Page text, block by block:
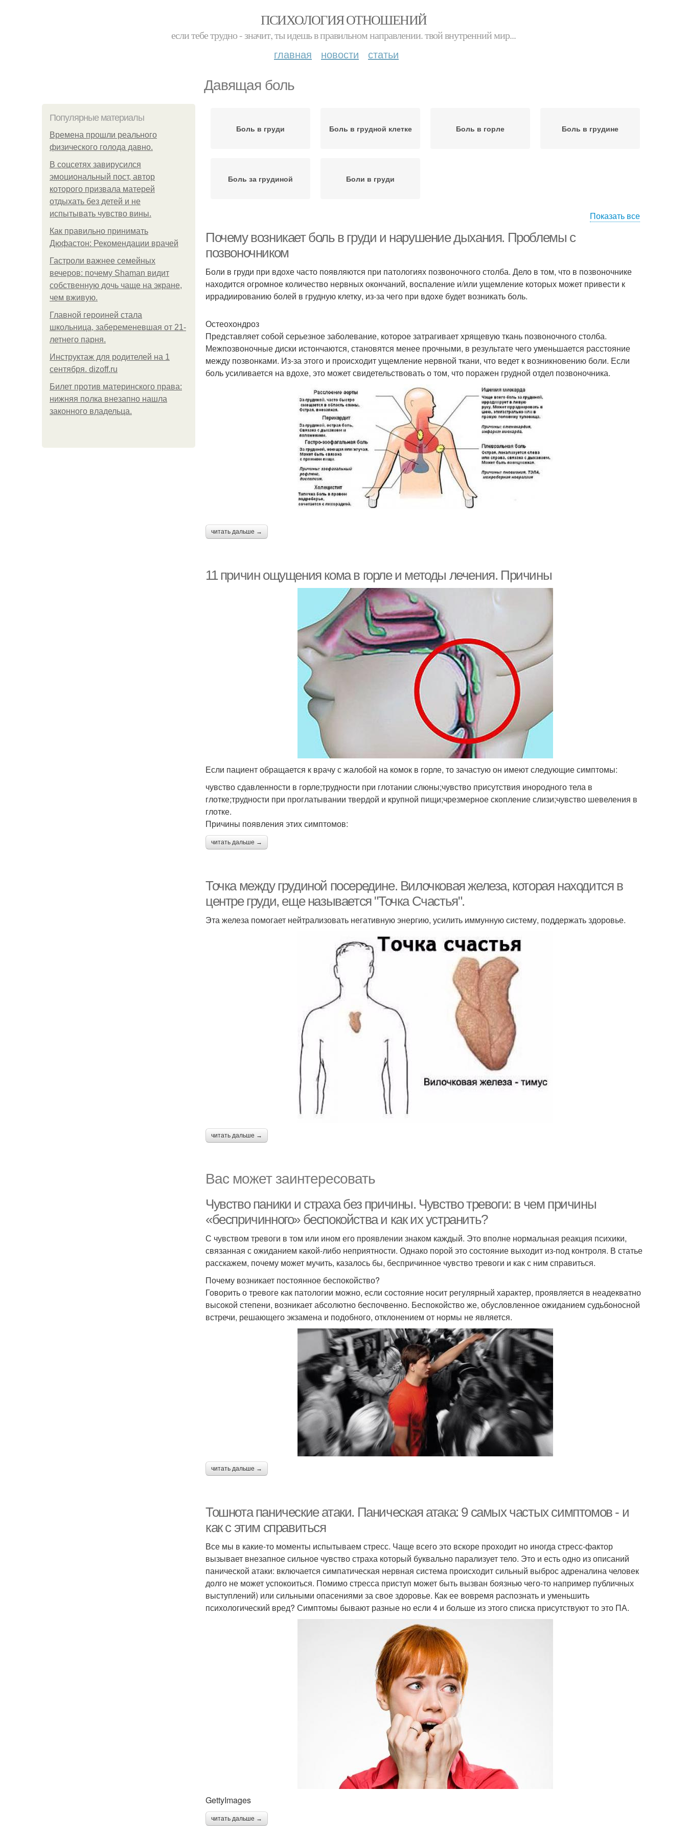
ПСИХОЛОГИЯ ОТНОШЕНИЙ
если тебе трудно - значит, ты идешь в правильном направлении. твой внутренний мир...
главная новости статьи
Давящая боль
Популярные материалы
Bpeмена прошли реального
физического голода давно.
В соцсетях завирусился
эмоциональный пост, автор
которого призвала матерей
отдыхать без детей и не
испытывать чувство вины.
Как правильно принимать
Дюфастон: Рекомендации врачей
Гастроли важнее семейных
вечеров: почему Shaman видит
собственную дочь чаще на экране,
чем вживую.
Главной героиней стала
школьница, забеременевшая от 21-
летнего парня.
Инструктаж для родителей на 1
сентября. dizoff.ru
Билет против материнского права:
нижняя полка внезапно нашла
законного владельца.
Боль в груди Боль в грудной клетке Боль в горле Боль в грудине
Боль за грудиной Боли в груди
Показать все
Почему возникает боль в груди и нарушение дыхания. Проблемы с
позвоночником
Боли в груди при вдохе часто появляются при патологиях позвоночного столба. Дело в том, что в позвоночнике
находится огромное количество нервных окончаний, воспаление и/или ущемление которых может привести к
иррадиированию болей в грудную клетку, из-за чего при вдохе будет возникать боль.
Остеохондроз
Представляет собой серьезное заболевание, которое затрагивает хрящевую ткань позвоночного столба.
Межпозвоночные диски истончаются, становятся менее прочными, в результате чего уменьшается расстояние
между позвонками. Из-за этого и происходит ущемление нервной ткани, что ведет к возникновению боли. Если
боль усиливается на вдохе, это может свидетельствовать о том, что поражен грудной отдел позвоночника.
читать дальше →
11 причин ощущения кома в горле и методы лечения. Причины
Если пациент обращается к врачу с жалобой на комок в горле, то зачастую он имеют следующие симптомы:
чувство сдавленности в горле;трудности при глотании слюны;чувство присутствия инородного тела в
глотке;трудности при проглатывании твердой и крупной пищи;чрезмерное скопление слизи;чувство шевеления в
глотке.
Причины появления этих симптомов:
читать дальше →
Точка между грудиной посередине. Вилочковая железа, которая находится в
центре груди, еще называется "Точка Счастья".
Эта железа помогает нейтрализовать негативную энергию, усилить иммунную систему, поддержать здоровье.
читать дальше →
Вас может заинтересовать
Чувство паники и страха без причины. Чувство тревоги: в чем причины
«беспричинного» беспокойства и как их устранить?
С чувством тревоги в том или ином его проявлении знаком каждый. Это вполне нормальная реакция психики,
связанная с ожиданием какой-либо неприятности. Однако порой это состояние выходит из-под контроля. В статье
расскажем, почему может мучить, казалось бы, беспричинное чувство тревоги и как с ним справиться.
Почему возникает постоянное беспокойство?
Говорить о тревоге как патологии можно, если состояние носит регулярный характер, проявляется в неадекватно
высокой степени, возникает абсолютно беспочвенно. Беспокойство же, обусловленное ожиданием судьбоносной
встречи, решающего экзамена и подобного, отклонением от нормы не является.
читать дальше →
Тошнота панические атаки. Паническая атака: 9 самых частых симптомов - и
как с этим справиться
Все мы в какие-то моменты испытываем стресс. Чаще всего это вскоре проходит но иногда стресс-фактор
вызывает внезапное сильное чувство страха который буквально парализует тело. Это и есть одно из описаний
панической атаки: включается симпатическая нервная система происходит сильный выброс адреналина человек
долго не может успокоиться. Помимо стресса приступ может быть вызван боязнью чего-то например публичных
выступлений) или сильными опасениями за свое здоровье. Как ее вовремя распознать и уменьшить
психологический вред? Симптомы бывают разные но если 4 и больше из этого списка присутствуют то это ПА.
GettyImages
читать дальше →